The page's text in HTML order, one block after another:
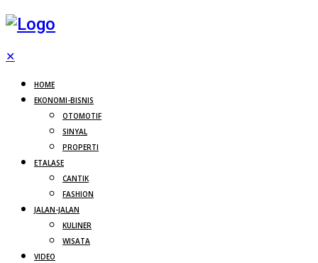
✕
HOME
EKONOMI-BISNIS
OTOMOTIF
SINYAL
PROPERTI
ETALASE
CANTIK
FASHION
JALAN-JALAN
KULINER
WISATA
VIDEO